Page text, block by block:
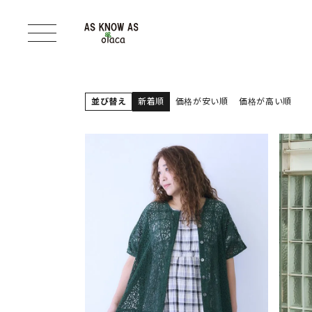
並び替え 新着順 価格が安い順 価格が高い順